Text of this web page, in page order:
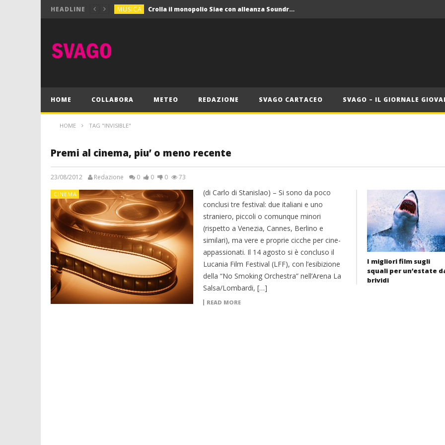
HEADLINE MUSICA Crolla il monopolio Siae con alleanza Soundreef – LEA
MUSICA Crolla il monopolio Siae con alleanza Soundreef – LEA
HOME COLLABORA METEO REDAZIONE SVAGO CARTACEO SVAGO – IL GIORNALE
HOME TAG "INVISIBLE"
Premi al cinema, piu’ o meno recente
23/08/2012 Redazione 0 0 0 73
CINEMA
(di Carlo di Stanislao) – Si sono da poco
conclusi tre festival: due italiani e uno
straniero, piccoli o comunque minori
(rispetto a Venezia, Cannes, Berlino e
similari), ma vere e proprie cicche per cine-
appassionati. Il 14 agosto si è concluso il
Lucania Film Festival (LFF), con l’esibizione
della “No Smoking Orchestra” nell’Arena La
Salsa/Lombardi, […]
READ MORE
I migliori film sugli
squali per un’estate
brividi